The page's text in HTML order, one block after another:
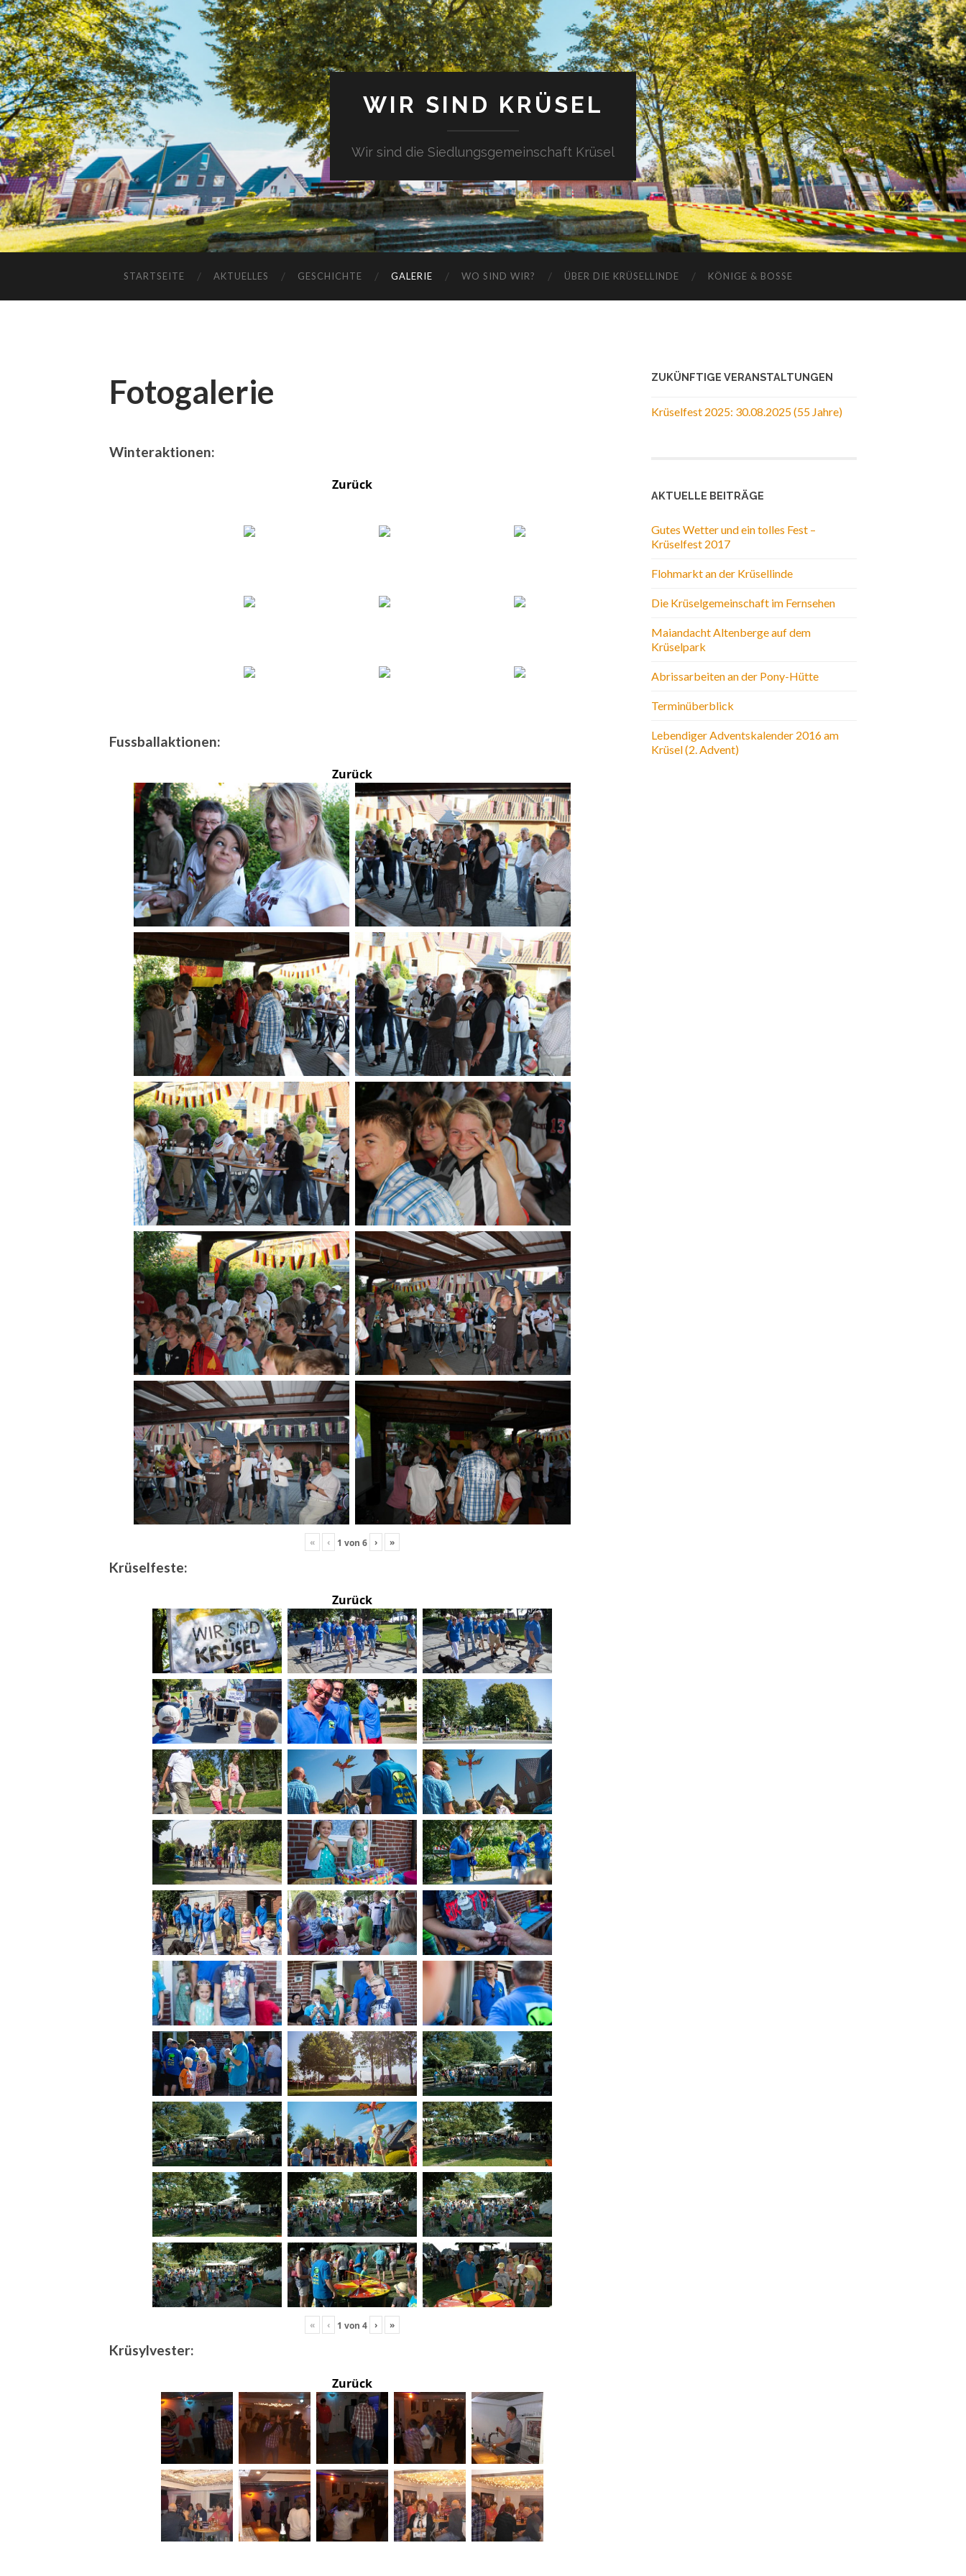
WIR SIND KRÜSEL
Wir sind die Siedlungsgemeinschaft Krüsel
STARTSEITE AKTUELLES GESCHICHTE GALERIE WO SIND WIR? ÜBER DIE KRÜSELLINDE KÖNIGE & BOSSE
Fotogalerie
Winteraktionen:
Zurück
Fussballaktionen:
Zurück
« ‹ 1 von 6 › »
Krüselfeste:
Zurück
« ‹ 1 von 4 › »
Krüsylvester:
Zurück
ZUKÜNFTIGE VERANSTALTUNGEN
Krüselfest 2025: 30.08.2025 (55 Jahre)
AKTUELLE BEITRÄGE
Gutes Wetter und ein tolles Fest –
Krüselfest 2017
Flohmarkt an der Krüsellinde
Die Krüselgemeinschaft im Fernsehen
Maiandacht Altenberge auf dem
Krüselpark
Abrissarbeiten an der Pony-Hütte
Terminüberblick
Lebendiger Adventskalender 2016 am
Krüsel (2. Advent)